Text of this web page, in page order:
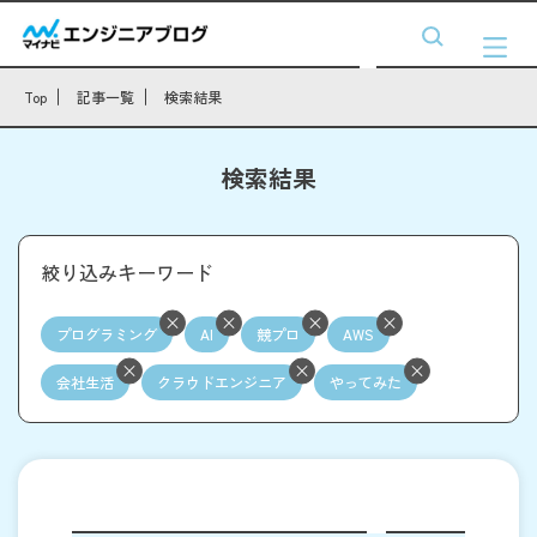
Top 記事一覧 検索結果
検索結果
絞り込みキーワード
プログラミング AI 競プロ AWS
会社生活 クラウドエンジニア やってみた